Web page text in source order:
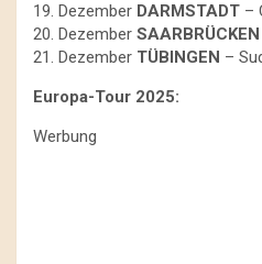
19. Dezember DARMSTADT –
20. Dezember SAARBRÜCKEN
21. Dezember TÜBINGEN –
Europa-Tour 2025:
Werbung